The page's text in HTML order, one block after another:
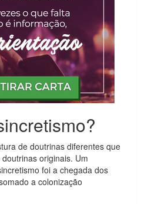
de doutrinas diferentes que
originais. Um
foi a chegada dos
a colonização